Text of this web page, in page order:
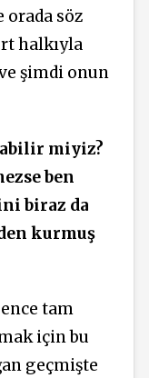
orada söz
halkıyla
şimdi onun
miyiz?
ben
biraz da
kurmuş
tam
için bu
geçmişte